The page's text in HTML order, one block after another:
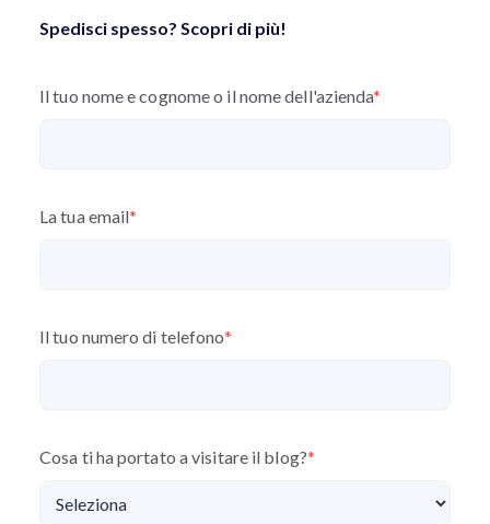
Spedisci spesso? Scopri di più!
Il tuo nome e cognome o il nome dell'azienda*
La tua email*
Il tuo numero di telefono*
Cosa ti ha portato a visitare il blog?*